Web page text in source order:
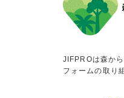
JIFPROは森か
フォームの取り